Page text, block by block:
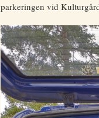
parkeringen vid